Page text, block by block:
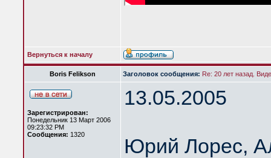
Вернуться к началу
Boris Felikson Заголовок сообщения: Re: 20 лет назад.
Зарегистрирован:
Понедельник 13 Март 2006
09:23:32 PM
Сообщения: 1320
13.05.2005
Юрий Лорес,